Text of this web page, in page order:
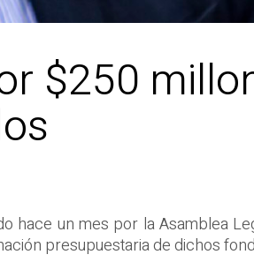
$250
hace un mes por la Asamblea
presupuestaria de dichos